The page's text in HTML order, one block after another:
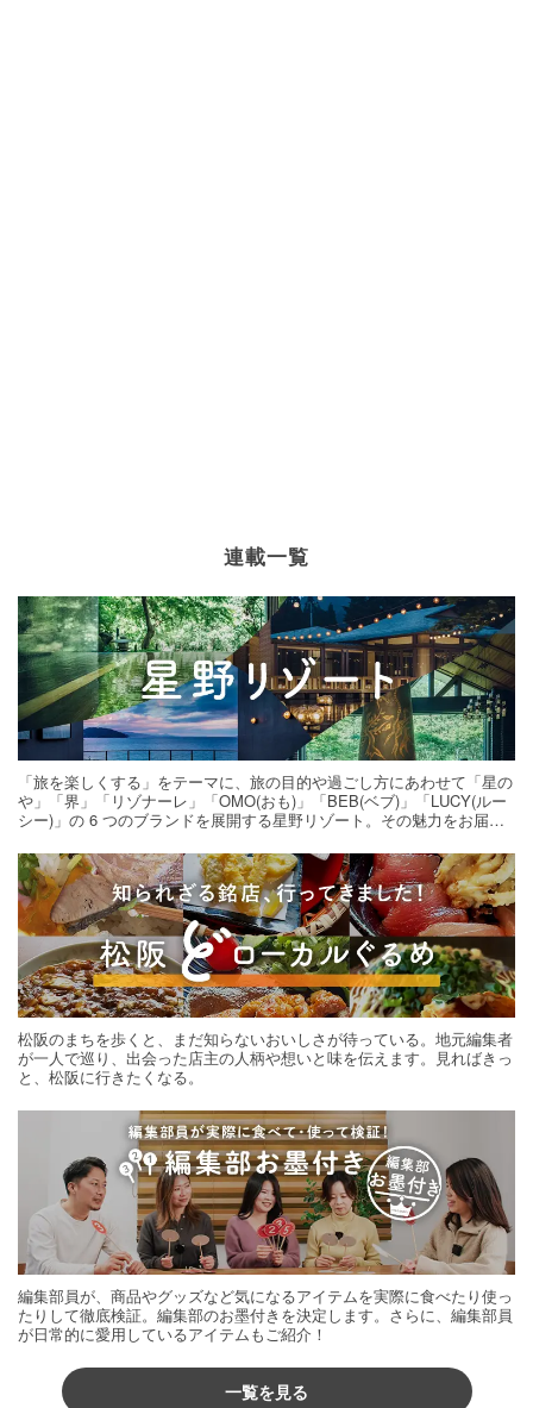
連載一覧
「旅を楽しくする」をテーマに、旅の目的や過ごし方にあわせて「星の
や」「界」「リゾナーレ」「OMO(おも)」「BEB(ベブ)」「LUCY(ルー
シー)」の 6 つのブランドを展開する星野リゾート。その魅力をお届け
松阪のまちを歩くと、まだ知らないおいしさが待っている。地元編集者
が一人で巡り、出会った店主の人柄や想いと味を伝えます。見ればきっ
と、松阪に行きたくなる。
編集部員が、商品やグッズなど気になるアイテムを実際に食べたり使っ
たりして徹底検証。編集部のお墨付きを決定します。さらに、編集部員
が日常的に愛用しているアイテムもご紹介！
一覧を見る